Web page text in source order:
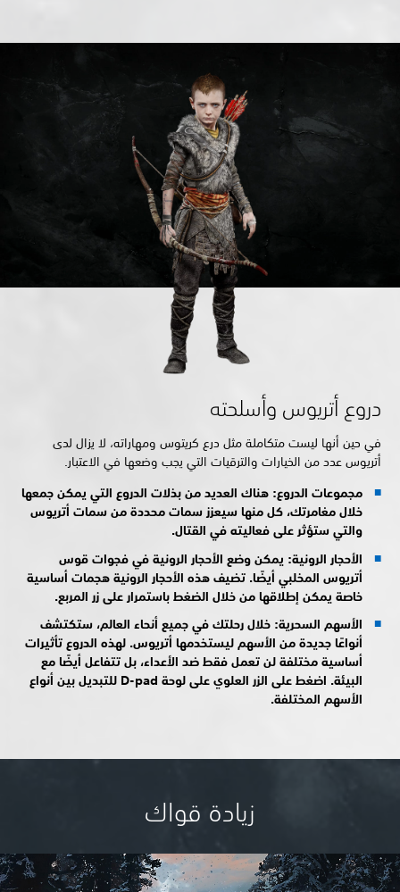
دروع أتريوس وأسلحته
في حين أنها ليست متكاملة مثل درع كريتوس ومهاراته، لا يزال لدى
أتريوس عدد من الخيارات والترقيات التي يجب وضعها في الاعتبار.
مجموعات الدروع: هناك العديد من بذلات الدروع التي يمكن جمعها
خلال مغامرتك، كل منها سيعزز سمات محددة من سمات أتريوس
والتي ستؤثر على فعاليته في القتال.
الأحجار الرونية: يمكن وضع الأحجار الرونية في فجوات قوس
أتريوس المخلبي أيضًا. تضيف هذه الأحجار الرونية هجمات أساسية
خاصة يمكن إطلاقها من خلال الضغط باستمرار على زرالمربع.
الأسهم السحرية: خلال رحلتك في جميع أنحاء العالم، ستكتشف
أنواعًا جديدة من الأسهم ليستخدمها أتريوس. لهذه الدروع تأثيرات
أساسية مختلفة لن تعمل فقط ضد الأعداء، بل تتفاعل أيضًا مع
البيئة. اضغط علىالزر العلوي على
لوحة D-pad للتبديل بين أنواع
الأسهم المختلفة.
زيادة قواك